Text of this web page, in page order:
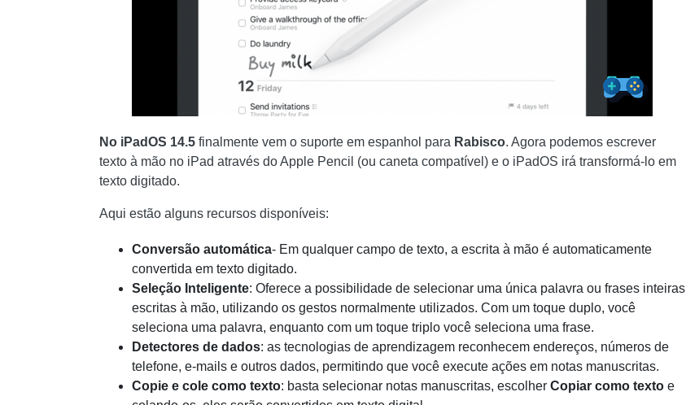
No iPadOS 14.5 finalmente vem o suporte em espanhol para Rabisco. Agora podemos escrever
texto à mão no iPad através do Apple Pencil (ou caneta compatível) e o iPadOS irá transformá-lo em
texto digitado.
Aqui estão alguns recursos disponíveis:
Conversão automática- Em qualquer campo de texto, a escrita à mão é automaticamente
convertida em texto digitado.
Seleção Inteligente: Oferece a possibilidade de selecionar uma única palavra ou frases inteiras
escritas à mão, utilizando os gestos normalmente utilizados. Com um toque duplo, você
seleciona uma palavra, enquanto com um toque triplo você seleciona uma frase.
Detectores de dados: as tecnologias de aprendizagem reconhecem endereços, números de
telefone, e-mails e outros dados, permitindo que você execute ações em notas manuscritas.
Copie e cole como texto: basta selecionar notas manuscritas, escolher Copiar como texto e